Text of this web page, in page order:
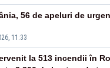
11:33
56 de apeluri de
la 513 incendii în